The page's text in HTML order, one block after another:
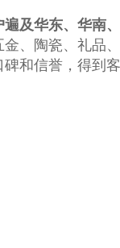
遍及华东、华南
金、陶瓷、礼品
和信誉，得到